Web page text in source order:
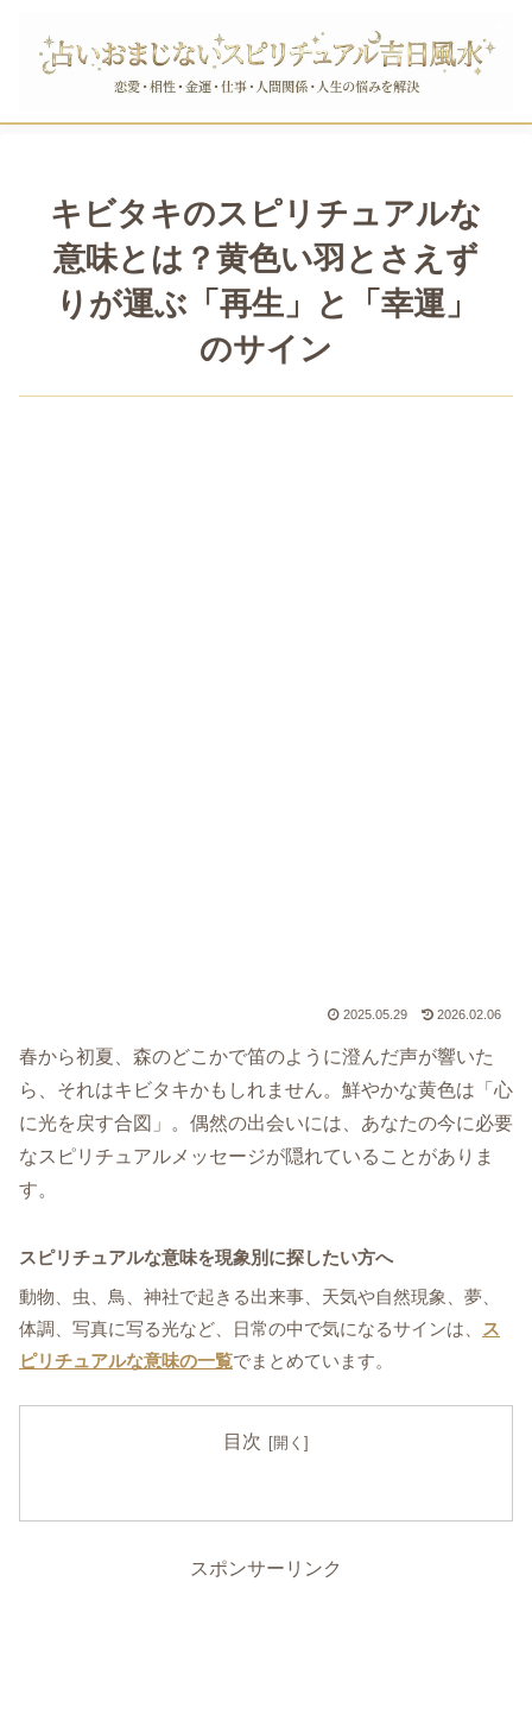
キビタキのスピリチュアルな
意味とは？黄色い羽とさえず
りが運ぶ「再生」と「幸運」
のサイン
2025.05.29 2026.02.06
春から初夏、森のどこかで笛のように澄んだ声が響いた
ら、それはキビタキかもしれません。鮮やかな黄色は「心
に光を戻す合図」。偶然の出会いには、あなたの今に必要
なスピリチュアルメッセージが隠れていることがありま
す。
スピリチュアルな意味を現象別に探したい方へ
動物、虫、鳥、神社で起きる出来事、天気や自然現象、夢、
体調、写真に写る光など、日常の中で気になるサインは、
ス
ピリチュアルな意味の一覧でまとめています。
目次
スポンサーリンク